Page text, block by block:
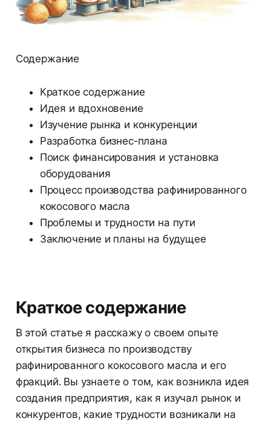
Содержание
Краткое содержание
Идея и вдохновение
Изучение рынка и конкуренции
Разработка бизнес-плана
Поиск финансирования и установка
оборудования
Процесс производства рафинированного
кокосового масла
Проблемы и трудности на пути
Заключение и планы на будущее
Краткое содержание
В этой статье я расскажу о своем опыте
открытия бизнеса по производству
рафинированного кокосового масла и его
фракций. Вы узнаете о том, как возникла идея
создания предприятия, как я изучал рынок и
конкурентов, какие трудности возникали на